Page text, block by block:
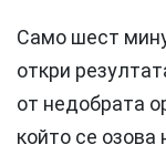
Само шест
откри
от недобрата
който се озова